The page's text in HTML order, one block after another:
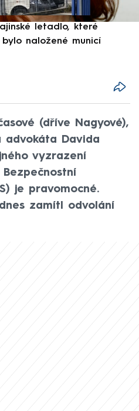
letadlo, které
naložené municí
(dříve Nagyové),
advokáta Davida
vyzrazení
je pravomocné.
zamítl odvolání